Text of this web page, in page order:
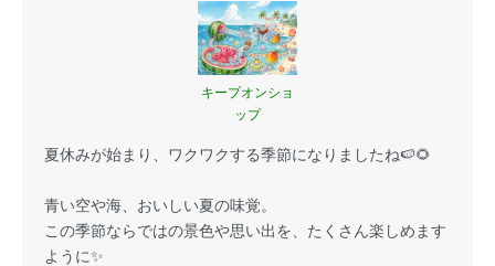
キープオンショ
ップ
夏休みが始まり、ワクワクする季節になりましたね🍉🌻
青い空や海、おいしい夏の味覚。
この季節ならではの景色や思い出を、たくさん楽しめます
ように✨